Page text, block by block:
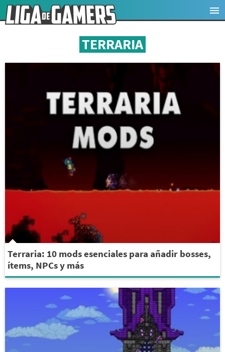
TERRARIA
Terraria: 10 mods esenciales para añadir bosses,
ítems, NPCs y más